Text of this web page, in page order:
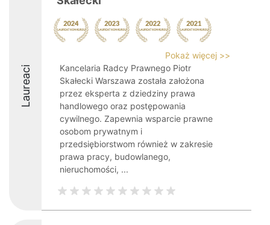
Laureaci
Pokaż więcej >>
Kancelaria Radcy Prawnego Piotr
Skałecki Warszawa została założona
przez eksperta z dziedziny prawa
handlowego oraz postępowania
cywilnego. Zapewnia wsparcie prawne
osobom prywatnym i
przedsiębiorstwom również w zakresie
prawa pracy, budowlanego,
nieruchomości, ...